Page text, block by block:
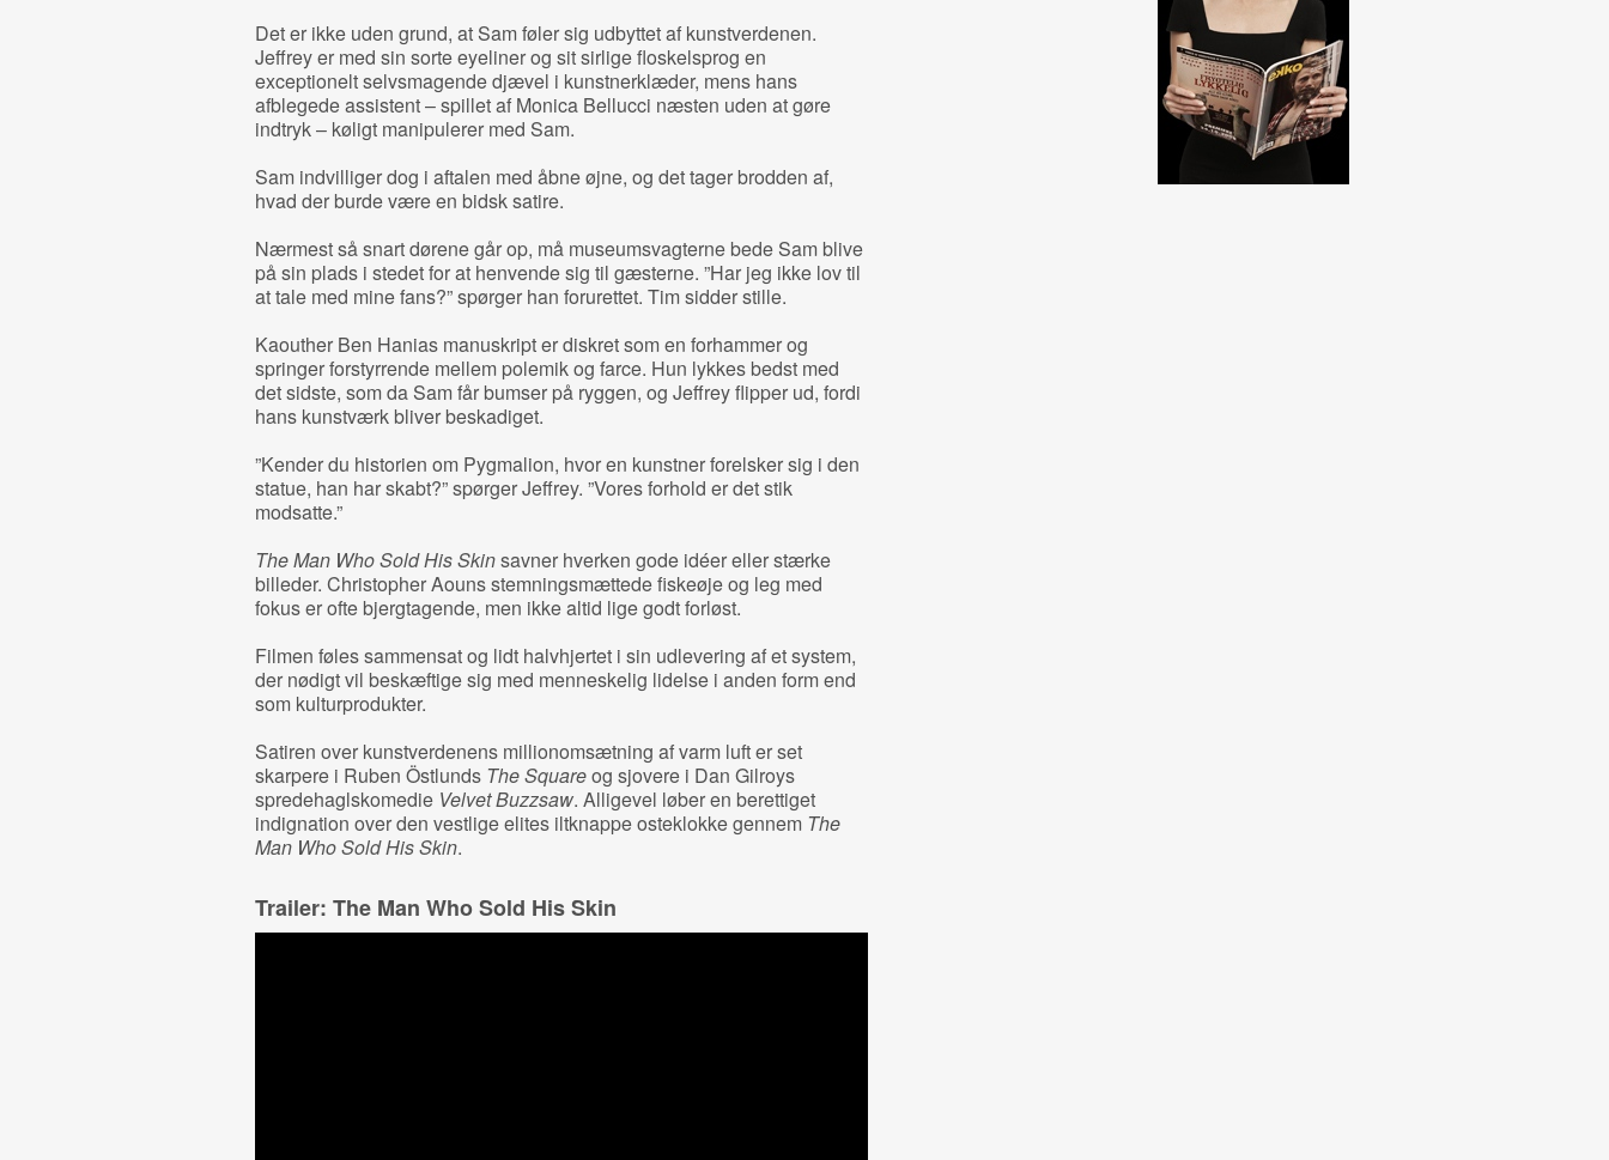
Det er ikke uden grund, at Sam føler sig udbyttet af kunstverdenen.
Jeffrey er med sin sorte eyeliner og sit sirlige floskelsprog en
exceptionelt selvsmagende djævel i kunstnerklæder, mens hans
afblegede assistent – spillet af Monica Bellucci næsten uden at gøre
indtryk – køligt manipulerer med Sam.
Sam indvilliger dog i aftalen med åbne øjne, og det tager brodden af,
hvad der burde være en bidsk satire.
Nærmest så snart dørene går op, må museumsvagterne bede Sam blive
på sin plads i stedet for at henvende sig til gæsterne. ”Har jeg ikke lov til
at tale med mine fans?” spørger han forurettet. Tim sidder stille.
Kaouther Ben Hanias manuskript er diskret som en forhammer og
springer forstyrrende mellem polemik og farce. Hun lykkes bedst med
det sidste, som da Sam får bumser på ryggen, og Jeffrey flipper ud, fordi
hans kunstværk bliver beskadiget.
”Kender du historien om Pygmalion, hvor en kunstner forelsker sig i den
statue, han har skabt?” spørger Jeffrey. ”Vores forhold er det stik
modsatte.”
The Man Who Sold His Skinsavner hverken gode idéer eller stærke
billeder. Christopher Aouns stemningsmættede fiskeøje og leg med
fokus er ofte bjergtagende, men ikke altid lige godt forløst.
Filmen føles sammensat og lidt halvhjertet i sin udlevering af et system,
der nødigt vil beskæftige sig med menneskelig lidelse i anden form end
som kulturprodukter.
Satiren over kunstverdenens millionomsætning af varm luft er set
skarpere i Ruben Östlunds The Squareog sjovere i Dan Gilroys
spredehaglskomedie Velvet Buzzsaw. Alligevel løber en berettiget
indignation over den vestlige elites iltknappe osteklokke gennem The
Man Who Sold His Skin.
Trailer: The Man Who Sold His Skin